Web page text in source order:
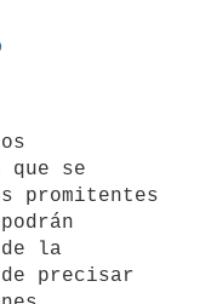
que se
promitentes
la
precisar